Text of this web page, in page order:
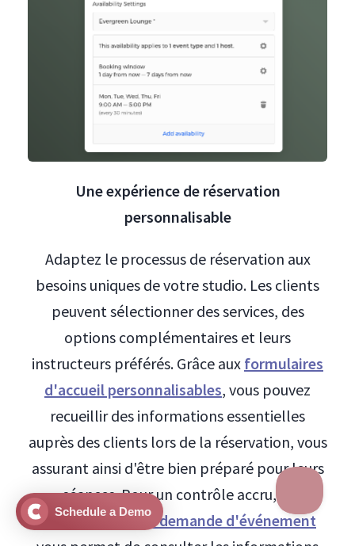
Une expérience de réservation
personnalisable
Adaptez le processus de réservation aux
besoins uniques de votre studio. Les clients
peuvent sélectionner des services, des
options complémentaires et leurs
instructeurs préférés. Grâce aux formulaires
d'accueil personnalisables, vous pouvez
recueillir des informations essentielles
auprès des clients lors de la réservation, vous
assurant ainsi d'être bien préparé pour leurs
séances. Pour un contrôle accru, la
fonctionnalité de demande d'événement
Schedule a Demo